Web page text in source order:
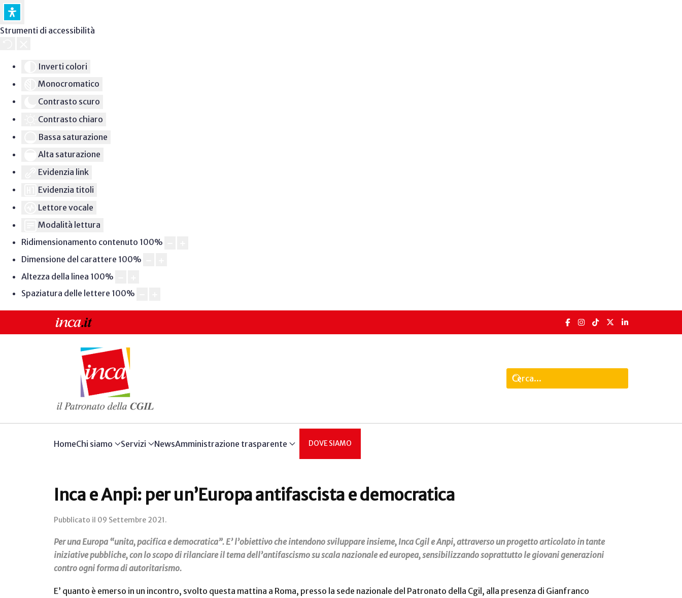
Strumenti di accessibilità
Inverti colori
Monocromatico
Contrasto scuro
Contrasto chiaro
Bassa saturazione
Alta saturazione
Evidenzia link
Evidenzia titoli
Lettore vocale
Modalità lettura
Ridimensionamento contenuto 100%
Dimensione del carattere 100%
Altezza della linea 100%
Spaziatura delle lettere 100%
HomeChi siamo Servizi NewsAmministrazione trasparente DOVE SIAMO
Inca e Anpi: per un’Europa antifascista e democratica
Pubblicato il 09 Settembre 2021.
Per una Europa “unita, pacifica e democratica”. E’ l’obiettivo che intendono sviluppare insieme, Inca Cgil e Anpi, attraverso un progetto articolato in tante
iniziative pubbliche, con lo scopo di rilanciare il tema dell’antifascismo su scala nazionale ed europea, sensibilizzando soprattutto le giovani generazioni
contro ogni forma di autoritarismo.
E’ quanto è emerso in un incontro, svolto questa mattina a Roma, presso la sede nazionale del Patronato della Cgil, alla presenza di Gianfranco